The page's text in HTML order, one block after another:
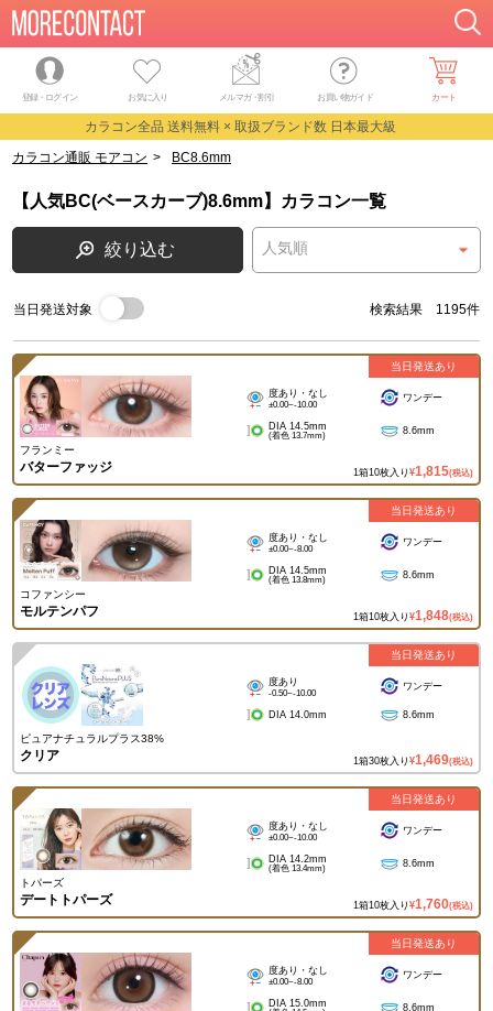
登録・ログイン お気に入り メルマガ・割引 お買い物ガイド カート
カラコン全品 送料無料 × 取扱ブランド数 日本最大級
カラコン通販 モアコン > BC8.6mm
【人気BC(ベースカーブ)8.6mm】カラコン一覧
絞り込む
当日発送対象 検索結果 1195件
フランミー
バターファッジ
度あり・なし
±0.00~-10.00
ワンデー
DIA 14.5mm
(着色 13.7mm) 8.6mm
1箱10枚入り ¥1,815(税込)
当日発送あり
コファンシー
モルテンパフ
度あり・なし
±0.00~-8.00
ワンデー
DIA 14.5mm
(着色 13.8mm) 8.6mm
1箱10枚入り ¥1,848(税込)
当日発送あり
ピュアナチュラルプラス38%
クリア
度あり
-0.50~-10.00
ワンデー
DIA 14.0mm 8.6mm
1箱30枚入り ¥1,469(税込)
当日発送あり
トパーズ
デートトパーズ
度あり・なし
±0.00~-10.00
ワンデー
DIA 14.2mm
(着色 13.4mm) 8.6mm
1箱10枚入り ¥1,760(税込)
当日発送あり
度あり・なし
±0.00~-8.00
ワンデー
DIA 15.0mm 8.6mm
当日発送あり